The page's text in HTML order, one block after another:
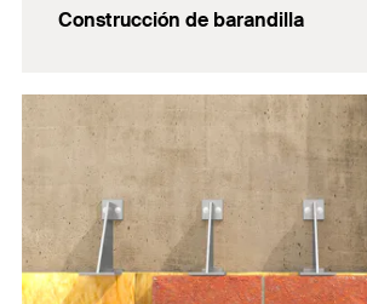
Construcción de barandilla